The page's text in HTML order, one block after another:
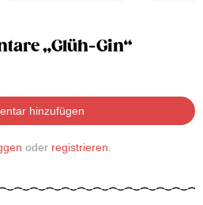
„Glüh-Gin“
hinzufügen
oder registrieren